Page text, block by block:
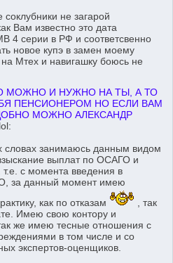
не загарой
Вам известно это дата
4 серии в РФ и соответсвенно
новое купэ в замен моему
Мтех и навигашку боюсь не
МОЖНО И НУЖНО НА ТЫ, А ТО
ПЕНСИОНЕРОМ НО ЕСЛИ ВАМ
МОЖНО АЛЕКСАНДР
словах занимаюсь данным видом
выплат по ОСАГО и
с момента введения в
за данный момент имею
как по отказам
, так
Имею свою контору и
же имею тесные отношения с
в том числе и со
экспертов-оценщиков.